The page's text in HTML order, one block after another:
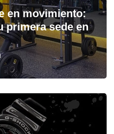
en movimiento:
primera sede en